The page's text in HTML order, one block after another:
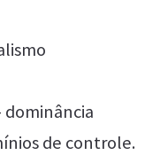
de controle.